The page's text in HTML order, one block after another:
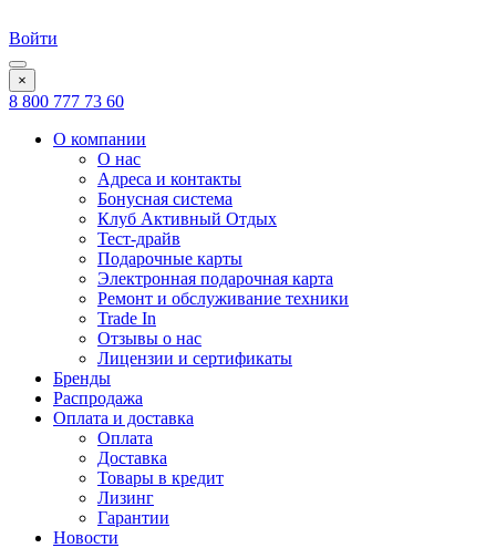
Войти
×
8 800 777 73 60
О компании
О нас
Адреса и контакты
Бонусная система
Клуб Активный Отдых
Тест-драйв
Подарочные карты
Электронная подарочная карта
Ремонт и обслуживание техники
Trade In
Отзывы о нас
Лицензии и сертификаты
Бренды
Распродажа
Оплата и доставка
Оплата
Доставка
Товары в кредит
Лизинг
Гарантии
Новости